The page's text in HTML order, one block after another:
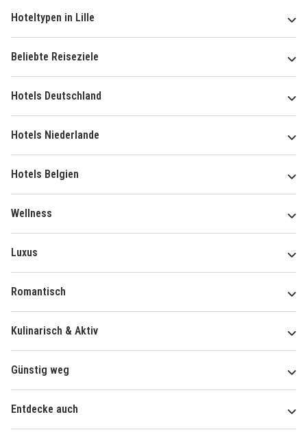
Hoteltypen in Lille
Beliebte Reiseziele
Hotels Deutschland
Hotels Niederlande
Hotels Belgien
Wellness
Luxus
Romantisch
Kulinarisch & Aktiv
Günstig weg
Entdecke auch